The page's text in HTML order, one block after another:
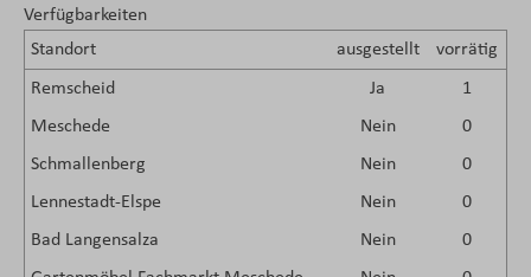
Verfügbarkeiten
Standort
ausgestellt vorrätig
Remscheid Ja
1
Meschede
Nein
0
Schmallenberg
Nein
0
Lennestadt-Elspe
Nein
0
Bad Langensalza
Nein
0